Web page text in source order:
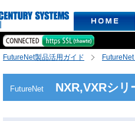
FutureNet製品活用ガイド
FutureNet NXR,VXRシリ